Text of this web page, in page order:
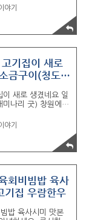
생방송투데이에
기정말맛있었던 ~
남동 창평국밥 2층
해윤외식명가 옆
구이. 와규 참숯구
습입니다. 그렇게
블자리가 4테이블
데 회식때는 걷고
동 고기집 이찌 메
야기
기집이 새로
금구이(청도
이 새로 생겼네요 일
미나리 굿) 창원에서
러가지 다른 메뉴
정말 자주있는곳.
살아남는다는건..
수도 있겠죠. 주말
입니다. 흐흐..~야채
어서 조금놀람^^
가보실게요. - 창원
야소스와 함께 즐기
야기
회비빔밥 육사
기집 우람한우
밥 육사시미 맛본